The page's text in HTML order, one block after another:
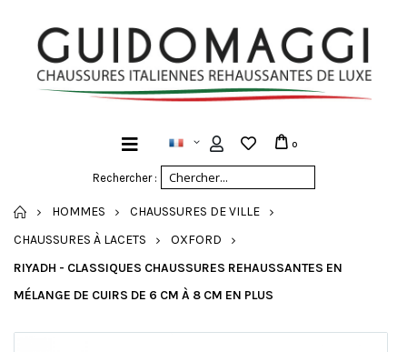
Rechercher :
0
ACCUEIL
HOMMES
CHAUSSURES DE VILLE
CHAUSSURES À LACETS
OXFORD
RIYADH - CLASSIQUES CHAUSSURES REHAUSSANTES EN
MÉLANGE DE CUIRS DE 6 CM À 8 CM EN PLUS